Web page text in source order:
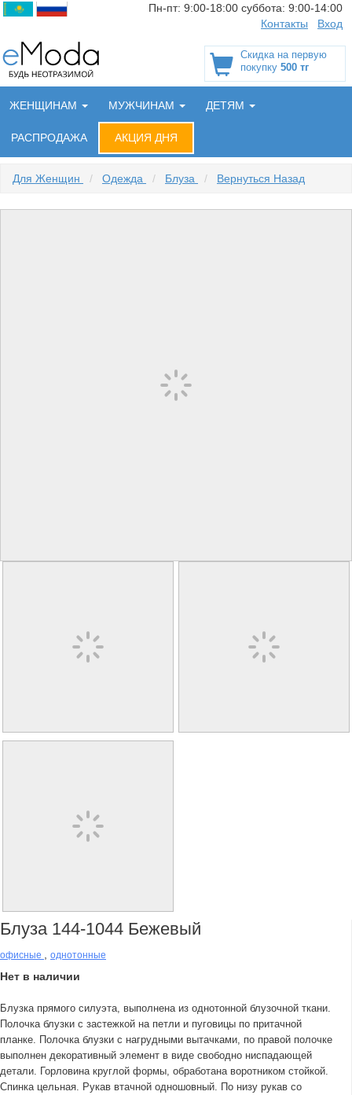
Пн-пт: 9:00-18:00 суббота: 9:00-14:00
Контакты
Вход
Скидка на первую
покупку 500 тг
ЖЕНЩИНАМ МУЖЧИНАМ ДЕТЯМ
РАСПРОДАЖА АКЦИЯ ДНЯ
Для Женщин / Одежда / Блуза / Вернуться Назад
Блуза 144-1044 Бежевый
офисные однотонные
Нет в наличии
Блузка прямого силуэта, выполнена из однотонной блузочной ткани.
Полочка блузки с застежкой на петли и пуговицы по притачной
планке. Полочка блузки с нагрудными вытачками, по правой полочке
выполнен декоративный элемент в виде свободно ниспадающей
детали. Горловина круглой формы, обработана воротником стойкой.
Спинка цельная. Рукав втачной одношовный. По низу рукав со